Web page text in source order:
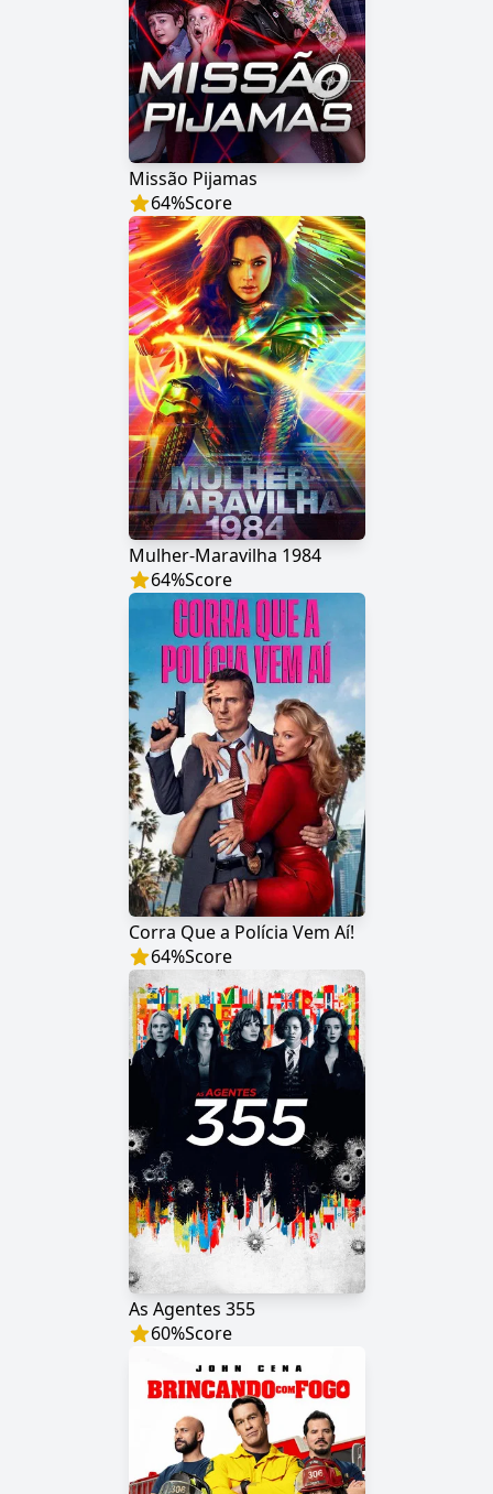
Missão Pijamas
64%Score
Mulher-Maravilha 1984
64%Score
Corra Que a Polícia Vem Aí!
64%Score
As Agentes 355
60%Score